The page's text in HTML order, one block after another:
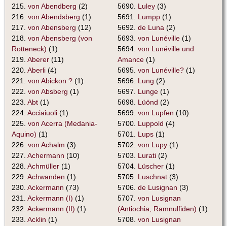
215. von Abendberg (2)
216. von Abendsberg (1)
217. von Abensberg (12)
218. von Abensberg (von
Rotteneck) (1)
219. Aberer (11)
220. Aberli (4)
221. von Abickon ? (1)
222. von Absberg (1)
223. Abt (1)
224. Acciaiuoli (1)
225. von Acerra (Medania-
Aquino) (1)
226. von Achalm (3)
227. Achermann (10)
228. Achmüller (1)
229. Achwanden (1)
230. Ackermann (73)
231. Ackermann (I) (1)
232. Ackermann (II) (1)
233. Acklin (1)
5690. Luley (3)
5691. Lumpp (1)
5692. de Luna (2)
5693. von Lunéville (1)
5694. von Lunéville und
Amance (1)
5695. von Lunéville? (1)
5696. Lung (2)
5697. Lunge (1)
5698. Lüönd (2)
5699. von Lupfen (10)
5700. Luppold (4)
5701. Lups (1)
5702. von Lupy (1)
5703. Lurati (2)
5704. Lüscher (1)
5705. Luschnat (3)
5706. de Lusignan (3)
5707. von Lusignan
(Antiochia, Ramnulfiden) (1)
5708. von Lusignan